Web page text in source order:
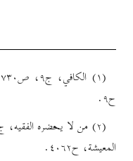
ح۹.
المعيشة، ح٤٠٦۲.